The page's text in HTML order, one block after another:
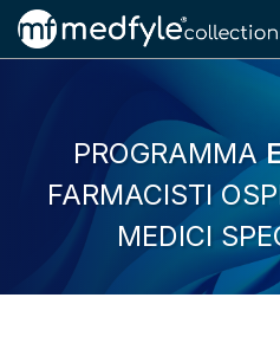
PROGRAMMA
FARMACISTI
MEDICI